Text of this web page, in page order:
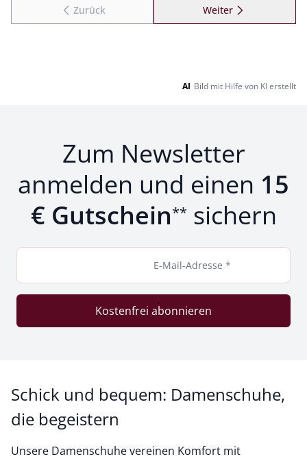
Zurück Weiterzu Seite 2
AI Bild mit Hilfe von KI erstellt
Zum Newsletter
anmelden und einen 15
€ Gutschein** sichern
E-Mail-Adresse *
Kostenfrei abonnieren
Schick und bequem: Damenschuhe,
die begeistern
Unsere Damenschuhe vereinen Komfort mit